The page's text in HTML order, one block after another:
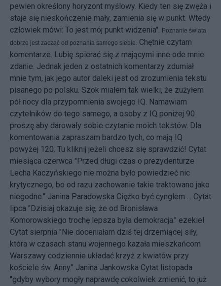
pewien określony horyzont myślowy. Kiedy ten się zwęża i
staje się nieskończenie mały, zamienia się w punkt. Wtedy
człowiek mówi: To jest mój punkt widzenia". Poznanie świata
dobrze jest zacząć od poznania samego siebie. Chętnie czytam
komentarze. Lubię spierać się z mającymi inne ode mnie
zdanie. Jednak jeden z ostatnich komentarzy zdumiał
mnie tym, jak jego autor daleki jest od zrozumienia tekstu
pisanego po polsku. Szok miałem tak wielki, że zużyłem
pół nocy dla przypomnienia swojego IQ. Namawiam
czytelników do tego samego, a osoby z IQ poniżej 90
proszę aby darowały sobie czytanie moich tekstów. Dla
komentowania zapraszam bardzo tych, co mają IQ
powyżej 120. Tu kliknij jeżeli chcesz się sprawdzić! Cytat
miesiąca czerwca "Przed długi czas o prezydenturze
Lecha Kaczyńskiego nie można było powiedzieć nic
krytycznego, bo od razu zachowanie takie traktowano jako
niegodne." Janina Paradowska Ciężko być cynglem ... Cytat
lipca "Dzisiaj okazuje się, że od Bronisława
Komorowskiego trochę lepsza była demokracja." ezekiel
Cytat sierpnia "Nie doceniałam dziś tej drzemiącej siły,
która w czasach stanu wojennego kazała mieszkańcom
Warszawy codziennie układać krzyż z kwiatów przy
kościele św. Anny." Janina Jankowska Cytat listopada
"gdyby wybory mogły naprawdę cokolwiek zmienić, to już